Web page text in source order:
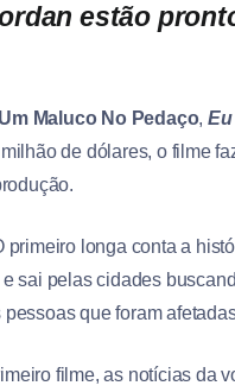
estão
Maluco No Pedaço,Eu
de dólares, o filme
longa conta a
sai pelas cidades
que foram
filme, as notícias da